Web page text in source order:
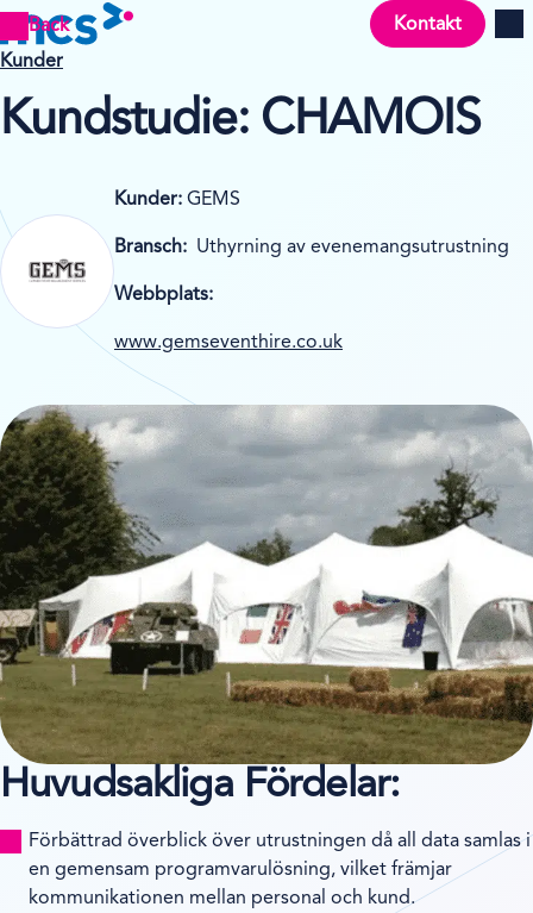
Back Kontakt
Kunder
Kundstudie: CHAMOIS
Kunder: GEMS
Bransch: Uthyrning av evenemangsutrustning
Webbplats:
www.gemseventhire.co.uk
Huvudsakliga Fördelar:
Förbättrad överblick över utrustningen då all data samlas i
en gemensam programvarulösning, vilket främjar
kommunikationen mellan personal och kund.